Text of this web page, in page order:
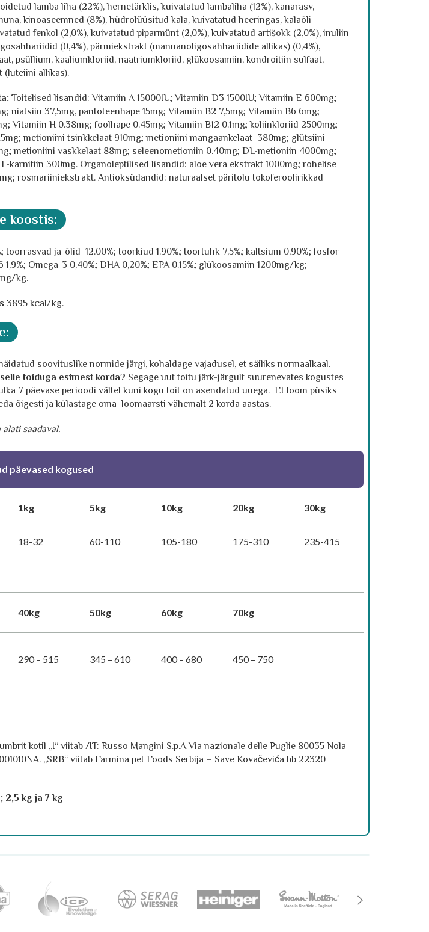
lamba liha (22%), hernetärklis, kuivatatud lambaliha (12%), kanarasv,
kinoaseemned (8%), hüdrolüüsitud kala, kuivatatud heeringas, kalaõli
fenkol (2,0%), kuivatatud piparmünt (2,0%), kuivatatud artišokk (2,0%), inuliin
(0,4%), pärmiekstrakt (mannanoligosahhariidide allikas) (0,4%),
psüllium, kaaliumkloriid, naatriumkloriid, glükoosamiin, kondroitiin sulfaat,
(luteiini allikas).
Toitelised lisandid: Vitamiin A 15000IU; Vitamiin D3 1500IU; Vitamiin E 600mg;
niatsiin 37,5mg, pantoteenhape 15mg; Vitamiin B2 7,5mg; Vitamiin B6 6mg;
Vitamiin H 0.38mg; foolhape 0.45mg; Vitamiin B12 0.1mg; koliinkloriid 2500mg;
metioniini tsinkkelaat 910mg; metioniini mangaankelaat 380mg; glütsiini
metioniini vaskkelaat 88mg; seleenometioniin 0.40mg; DL-metioniin 4000mg;
karnitiin 300mg. Organoleptilised lisandid: aloe vera ekstrakt 1000mg; rohelise
rosmariiniekstrakt. Antioksüdandid: naturaalset päritolu tokoferoolirikkad
koostis:
toorrasvad ja-õlid 12.00%; toorkiud 1.90%; toortuhk 7,5%; kaltsium 0,90%; fosfor
1,9%; Omega-3 0,40%; DHA 0,20%; EPA 0.15%; glükoosamiin 1200mg/kg;
kg.
3895 kcal/kg.
soovituslike normide järgi, kohaldage vajadusel, et säiliks normaalkaal.
toiduga esimest korda? Segage uut toitu järk-järgult suurenevates kogustes
7 päevase perioodi vältel kuni kogu toit on asendatud uuega. Et loom püsiks
õigesti ja külastage oma loomaarsti vähemalt 2 korda aastas.
alati saadaval.
päevased kogused
1kg 5kg 10kg 20kg 30kg
18-32 60-110 105-180 175-310 235-415
40kg 50kg 60kg 70kg
290 – 515 345 – 610 400 – 680 450 – 750
kotil „I“ viitab /IT: Russo Mangini S.p.A Via nazionale delle Puglie 80035 Nola
„SRB“ viitab Farmina pet Foods Serbija – Save Kovačevića bb 22320
2,5 kg ja 7 kg